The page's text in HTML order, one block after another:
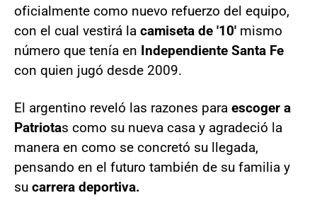
oficialmente como nuevo refuerzo del equipo,
con el cual vestirá la camiseta de '10' mismo
número que tenía en Independiente Santa Fe
con quien jugó desde 2009.
El argentino reveló las razones para escoger a
Patriotas como su nueva casa y agradeció la
manera en como se concretó su llegada,
pensando en el futuro también de su familia y
su carrera deportiva.